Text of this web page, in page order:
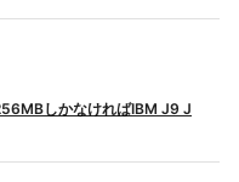
しかなければIBM J9 J